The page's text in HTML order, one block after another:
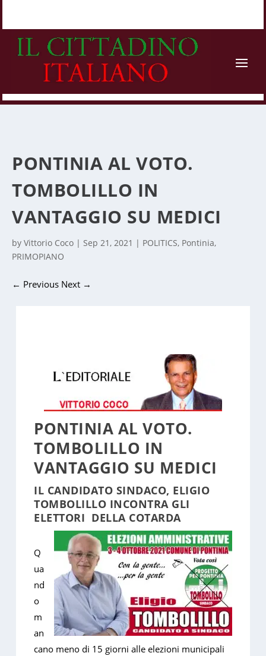
PONTINIA AL VOTO.
TOMBOLILLO IN
VANTAGGIO SU MEDICI
byVittorio Coco |Sep 21, 2021 | POLITICS, Pontinia,
PRIMOPIANO
← Previous Next →
PONTINIA AL VOTO.
TOMBOLILLO IN
VANTAGGIO SU MEDICI
IL CANDIDATO SINDACO, ELIGIO
TOMBOLILLO INCONTRA GLI
ELETTORI DELLA COTARDA
Q
ua
nd
o
m
an
cano meno di 15 giorni alle elezioni municipali